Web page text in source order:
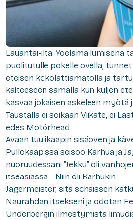
Lauantai-ilta. Yöelämä lumisena
puolitutulle pokelle ovella,
eteisen kokolattiamatolla ja
kaiteeseen samalla kun kuljen
kasvaa jokaisen askeleen
Taustalla ei soikaan Viikate, ei
edes Motörhead.
Avaan tuulikaapin sisäoven ja
Pullokaapissa seisoo Karhua ja
nuoruudessani ”Jekku” oli
itseasiassa… Niin oli Karhukin.
Jägermeister, sitä schaissen
Naurahdan itsekseni ja odotan
Underbergin ilmestymistä